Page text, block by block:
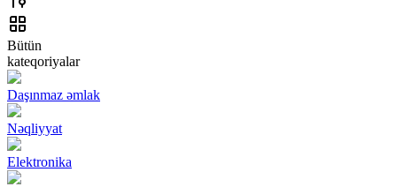
Bütün
kateqoriyalar
Daşınmaz əmlak
Nəqliyyat
Elektronika